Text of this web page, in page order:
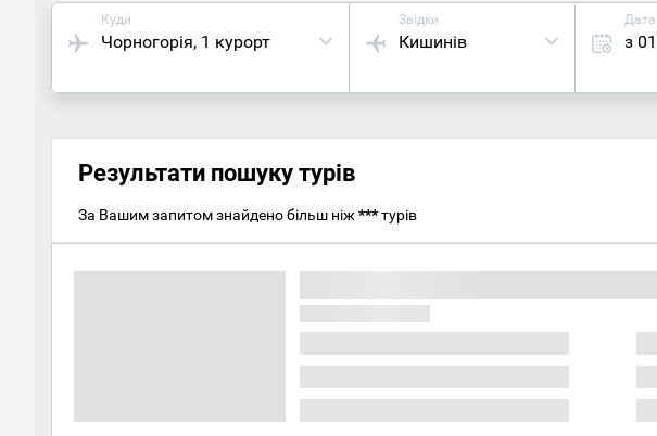
Куди
Чорногорія, 1 курорт
Звідки
Кишинів
Дата
з
Результати пошуку турів
За Вашим запитом знайдено більш ніж ***турів